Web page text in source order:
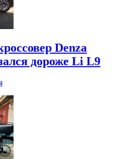
Denza
дороже Li L9